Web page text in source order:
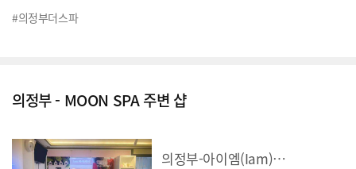
#의정부더스파
의정부 - MOON SPA 주변 샵
의정부-아이엠(Iam)바디케어